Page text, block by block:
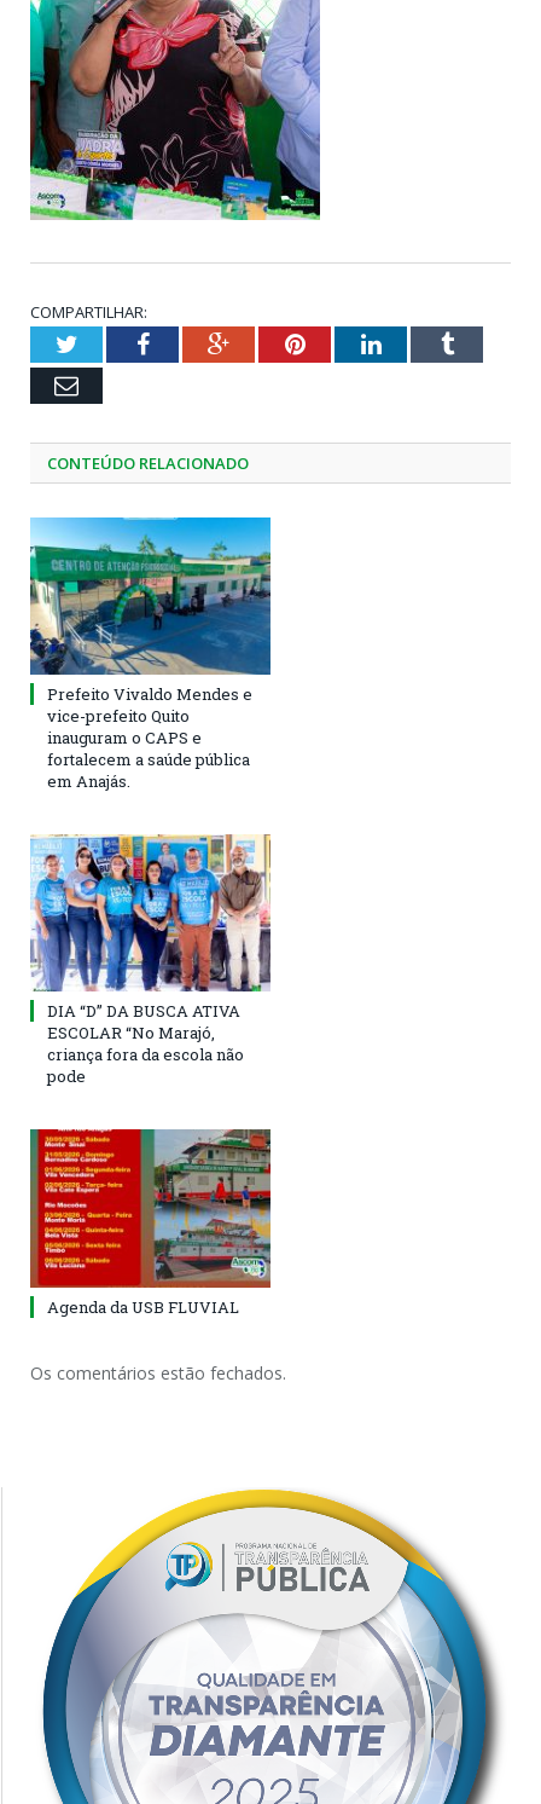
COMPARTILHAR:
TwitterFacebookGoogle+PinterestLinkedInTumblr
Email
CONTEÚDO RELACIONADO
Prefeito Vivaldo Mendes e
vice-prefeito Quito
inauguram o CAPS e
fortalecem a saúde pública
em Anajás.
DIA “D” DA BUSCA ATIVA
ESCOLAR “No Marajó,
criança fora da escola não
pode
Agenda da USB FLUVIAL
Os comentários estão fechados.